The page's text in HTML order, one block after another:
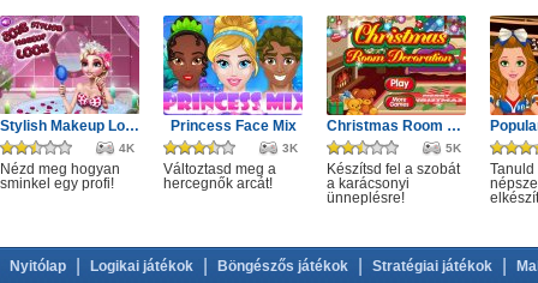
Stylish Makeup Look
4K
Nézd meg hogyan
sminkel egy profi!
Princess Face Mix
3K
Változtasd meg a
hercegnők arcát!
Christmas Room Decoration
5K
Készítsd fel a szobát
a karácsonyi
ünneplésre!
Tanuld
Nyitólap Logikai játékok Böngészős játékok Stratégiai játékok